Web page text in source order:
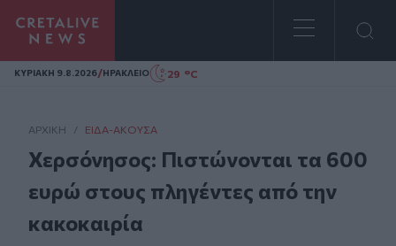
Homepage
ΚΥΡΙΑΚΗ 9.8.2026/ΗΡΑΚΛΕΙΟ 29 °C
ΑΡΧΙΚΗ / ΕΊΔΑ-ΆΚΟΥΣΑ
Χερσόνησος: Πιστώνονται τα 600
ευρώ στους πληγέντες από την
κακοκαιρία